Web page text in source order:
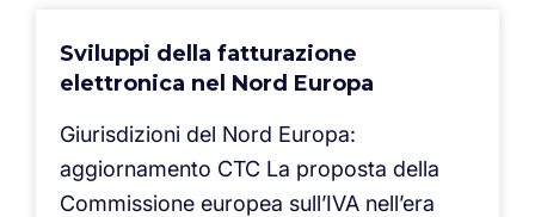
Sviluppi della fatturazione
elettronica nel Nord Europa
Giurisdizioni del Nord Europa:
aggiornamento CTC La proposta della
Commissione europea sull’IVA nell’era